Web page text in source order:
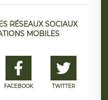
RÉSEAUX SOCIAUX
MOBILES
FACEBOOK TWITTER